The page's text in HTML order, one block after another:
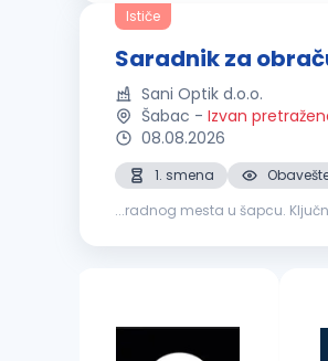
Ističe
Saradnik za
Sani Optik d.o.o.
Šabac - Izvan
08.08.2026
1. smena